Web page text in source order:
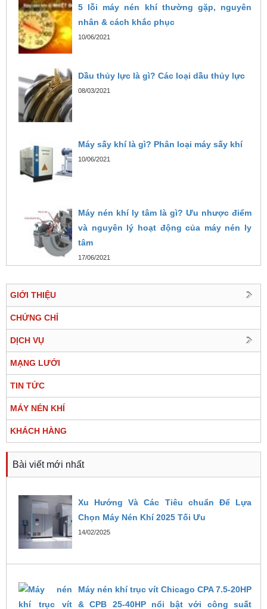
5 lỗi máy nén khí thường gặp, nguyên
nhân & cách khắc phục
10/06/2021
Dầu thủy lực là gì? Các loại dầu thủy lực
08/03/2021
Máy sấy khí là gì? Phân loại máy sấy khí
10/06/2021
Máy nén khí ly tâm là gì? Ưu nhược điểm
và nguyên lý hoạt động của máy nén ly
tâm
17/06/2021
GIỚI THIỆU
CHỨNG CHỈ
DỊCH VỤ
MẠNG LƯỚI
TIN TỨC
MÁY NÉN KHÍ
KHÁCH HÀNG
Bài viết mới nhất
Xu Hướng Và Các Tiêu chuẩn Để Lựa
Chọn Máy Nén Khí 2025 Tối Ưu
14/02/2025
Máy nén khí trục vít Chicago CPA 7.5-20HP
& CPB 25-40HP nổi bật với công suất